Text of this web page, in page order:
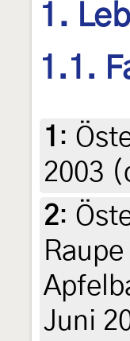
1.
1.1.
1 :
2003
2:
Juni